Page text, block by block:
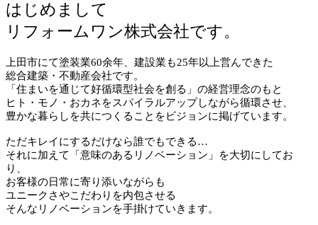
はじめまして
リフォームワン株式会社です。
上田市にて塗装業60余年、建設業も25年以上営んできた
総合建築・不動産会社です。
「住まいを通じて好循環型社会を創る」の経営理念のもと
ヒト・モノ・おカネをスパイラルアップしながら循環させ、
豊かな暮らしを共につくることをビジョンに掲げています。
ただキレイにするだけなら誰でもできる…
それに加えて「意味のあるリノベーション」を大切にしてお
り、
お客様の日常に寄り添いながらも
ユニークさやこだわりを内包させる
そんなリノベーションを手掛けていきます。